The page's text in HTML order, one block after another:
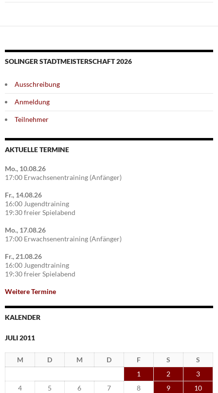
SOLINGER STADTMEISTERSCHAFT 2026
Ausschreibung
Anmeldung
Teilnehmer
AKTUELLE TERMINE
Mo., 10.08.26
17:00 Erwachsenentraining (Anfänger)
Fr., 14.08.26
16:00 Jugendtraining
19:30 freier Spielabend
Mo., 17.08.26
17:00 Erwachsenentraining (Anfänger)
Fr., 21.08.26
16:00 Jugendtraining
19:30 freier Spielabend
Weitere Termine
KALENDER
JULI 2011
M D M D F S
S
1
2
3
4
5 6 7 8 9
10